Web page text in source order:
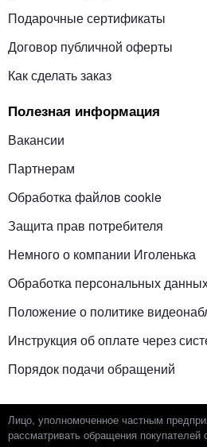
Подарочные сертификаты
Договор публичной оферты
Как сделать заказ
Полезная информация
Вакансии
Партнерам
Обработка файлов cookie
Защита прав потребителя
Немного о компании Иголенька
Обработка персональных
Положение о политике
Инструкция об оплате через
Порядок подачи обращений
Лицо, уполномоченное частным
рассматривать обращения покупателей